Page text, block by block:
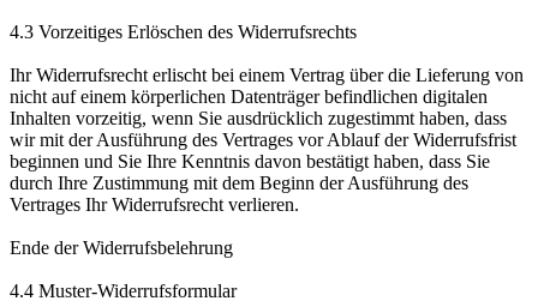
4.3 Vorzeitiges Erlöschen des Widerrufsrechts
Ihr Widerrufsrecht erlischt bei einem Vertrag über die Lieferung von
nicht auf einem körperlichen Datenträger befindlichen digitalen
Inhalten vorzeitig, wenn Sie ausdrücklich zugestimmt haben, dass
wir mit der Ausführung des Vertrages vor Ablauf der Widerrufsfrist
beginnen und Sie Ihre Kenntnis davon bestätigt haben, dass Sie
durch Ihre Zustimmung mit dem Beginn der Ausführung des
Vertrages Ihr Widerrufsrecht verlieren.
Ende der Widerrufsbelehrung
4.4 Muster-Widerrufsformular